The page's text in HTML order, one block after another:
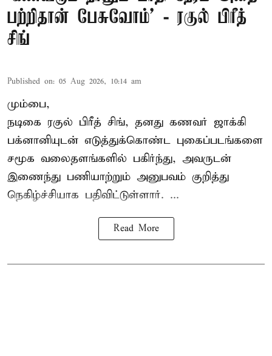
பற்றிதான் பேசுவோம்’ - ரகுல் பிரீத்
சிங்
Published on: 05 Aug 2026, 10:14 am
மும்பை,
நடிகை ரகுல் பிரீத் சிங், தனது கணவர் ஜாக்கி
பக்னானியுடன் எடுத்துக்கொண்ட புகைப்படங்களை
சமூக வலைதளங்களில் பகிர்ந்து, அவருடன்
இணைந்து பணியாற்றும் அனுபவம் குறித்து
நெகிழ்ச்சியாக பதிவிட்டுள்ளார். ...
Read More